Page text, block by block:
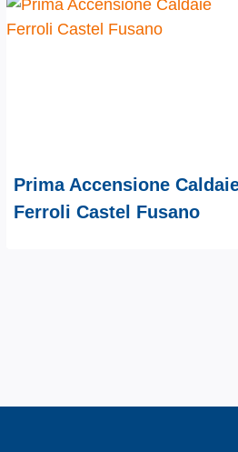
Prima Accensione
Ferroli Castel Fusano